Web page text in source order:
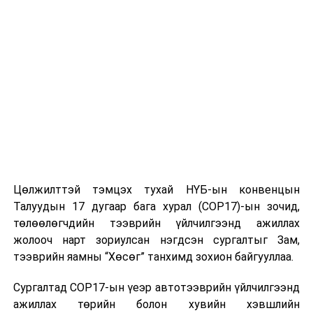
бэлтгэсэн хонь, ямааны түүхий махны экспортын тоо
хэмжээ нэмэгдэх хандлагатай байна. Одоогоор
салбар яамтай 50 орчим аж ахуйн нэгж хонь, ямааны
түүхий мах экспортлохоор бодлогын гэрээ
байгуулаад байнагэж ХХААХҮЯ-наас мэдээллээ.
УНШСАН: 1215
Цөлжилттэй тэмцэх тухай НҮБ-ын конвенцын
Талуудын 17 дугаар бага хурал (COP17)-ын зочид,
төлөөлөгчдийн тээврийн үйлчилгээнд ажиллах
жолооч нарт зориулсан нэгдсэн сургалтыг Зам,
тээврийн яамны “Хөсөг” танхимд зохион байгууллаа.
Сургалтад COP17-ын үеэр автотээврийн үйлчилгээнд
ажиллах төрийн болон хувийн хэвшлийн